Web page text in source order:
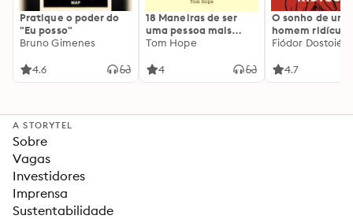
Pratique o poder do
"Eu posso"
Bruno Gimenes
4.6
18 Maneiras de ser
uma pessoa mais
interessante
Tom Hope
4
O sonho de um
homem ridículo
Fiódor
4.7
A STORYTEL
Sobre
Vagas
Investidores
Imprensa
Sustentabilidade